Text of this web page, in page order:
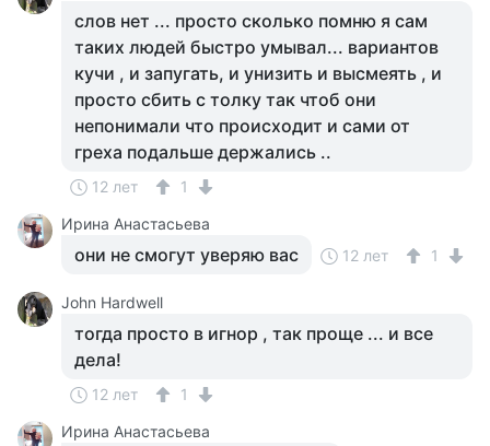
слов нет ... просто сколько помню я сам
таких людей быстро умывал... вариантов
кучи , и запугать, и унизить и высмеять , и
просто сбить с толку так чтоб они
непонимали что происходит и сами от
греха подальше держались ..
12 лет
1
Ирина Анастасьева
они не смогут уверяю вас 12 лет 1
John Hardwell
тогда просто в игнор , так проще ... и все
дела!
12 лет
1
Ирина Анастасьева